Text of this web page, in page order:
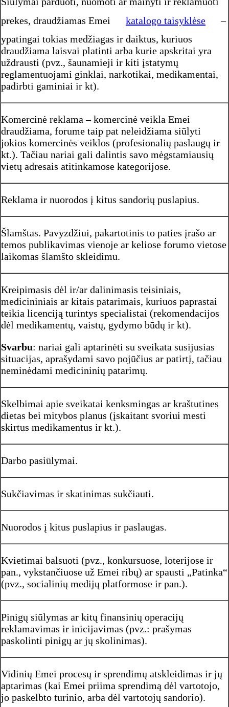
prekes, draudžiamas Emei
katalogo taisyklėse
–
ypatingai tokias medžiagas ir daiktus, kuriuos
draudžiama laisvai platinti arba kurie apskritai yra
uždrausti (pvz., šaunamieji ir kiti įstatymų
reglamentuojami ginklai, narkotikai, medikamentai,
padirbti gaminiai ir kt).
Komercinė reklama – komercinė veikla Emei
draudžiama, forume taip pat neleidžiama siūlyti
jokios komercinės veiklos (profesionalių paslaugų ir
kt.). Tačiau nariai gali dalintis savo mėgstamiausių
vietų adresais atitinkamose kategorijose.
Reklama ir nuorodos į kitus sandorių puslapius.
Šlamštas. Pavyzdžiui, pakartotinis to paties įrašo ar
temos publikavimas vienoje ar keliose forumo vietose
laikomas šlamšto skleidimu.
Kreipimasis dėl ir/ar dalinimasis teisiniais,
medicininiais ar kitais patarimais, kuriuos paprastai
teikia licenciją turintys specialistai (rekomendacijos
dėl medikamentų, vaistų, gydymo būdų ir kt).
Svarbu: nariai gali aptarinėti su sveikata susijusias
situacijas, aprašydami savo pojūčius ar patirtį, tačiau
neminėdami medicininių patarimų.
Skelbimai apie sveikatai kenksmingas ar kraštutines
dietas bei mitybos planus (įskaitant svoriui mesti
skirtus medikamentus ir kt.).
Darbo pasiūlymai.
Sukčiavimas ir skatinimas sukčiauti.
Nuorodos į kitus puslapius ir paslaugas.
Kvietimai balsuoti (pvz., konkursuose, loterijose ir
pan., vykstančiuose už Emei ribų) ar spausti „Patinka“
(pvz., socialinių medijų platformose ir pan.).
Pinigų siūlymas ar kitų finansinių operacijų
reklamavimas ir inicijavimas (pvz.: prašymas
paskolinti pinigų ar jų skolinimas).
Vidinių Emei procesų ir sprendimų atskleidimas ir jų
aptarimas (kai Emei priima sprendimą dėl vartotojo,
jo paskelbto turinio, arba dėl vartotojų sandorio).